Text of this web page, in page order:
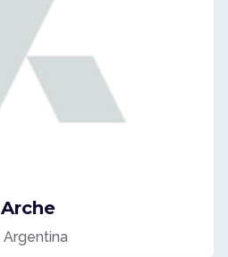
Arche
Argentina